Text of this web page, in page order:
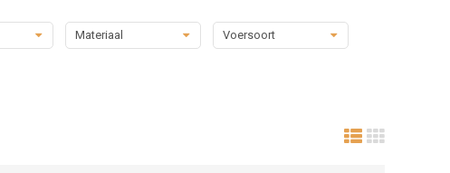
Materiaal Voersoort